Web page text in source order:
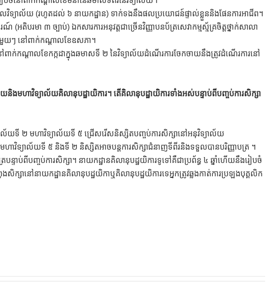
ទ្យាល័យ (រហូតដល់ ៦ នាយកដ្ឋាន) ទាក់ទងនឹងផលប្រយោជន៍ផ្ទាល់ខ្លួននិងផែនការអាជីព។
តិបរមា ៣ ច្បាប់) ឯកសារការអនុវត្តជាច្រើនវិញ្ញាបនប័ត្រសេវាកម្មស្ម័គ្រចិត្តថ្នាក់សាលា
យៗ នៅពាក់កណ្តាលខែឧសភា។
នៅពាក់កណ្តាលខែកក្កដាក្នុងឆមាសទី ២ នៃវិទ្យាល័យដំណើរការចែកចាយនឹងត្រូវដំណើរការនៅ
និងមហាវិទ្យាល័យគិលានុបដ្ឋាយិការ។ តើគិលានុបដ្ឋាយិការទាំងអស់បន្ទាប់ពីបញ្ចប់ការសិក្សា
ល័យទី ២ មហាវិទ្យាល័យទី ៥ ជ្រើសរើសនិស្សិតបញ្ចប់ការសិក្សានៅអនុវិទ្យាល័យ
ាវិទ្យាល័យទី ៥ និងទី ២ និស្សិតអាចបន្តការសិក្សាជំនាញទីពីរនិងទទួលបានបរិញ្ញាបត្រ ។
ាប់ពីបញ្ចប់ការសិក្សា។ នាយកដ្ឋានគិលានុបដ្ឋយិការទូទៅគឺជាប្រព័ន្ធ ៤ ឆ្នាំហើយនឹងរៀបចំ
សិក្សានៅនាយកដ្ឋានគិលានុបដ្ឋយិកាឬគិលានុបដ្ឋយិការទេអ្នកត្រូវឆ្លងកាត់ការប្រឡងបុគ្គលិក